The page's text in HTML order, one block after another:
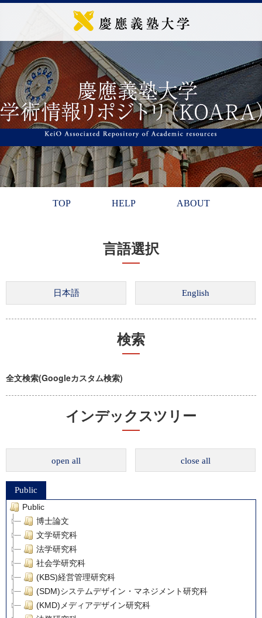
TOP HELP ABOUT
言語選択
検索
全文検索(Googleカスタム検索)
インデックスツリー
open all close all
Public
Public
博士論文
文学研究科
法学研究科
社会学研究科
(KBS)経営管理研究科
(SDM)システムデザイン・マネジメント研究科
(KMD)メディアデザイン研究科